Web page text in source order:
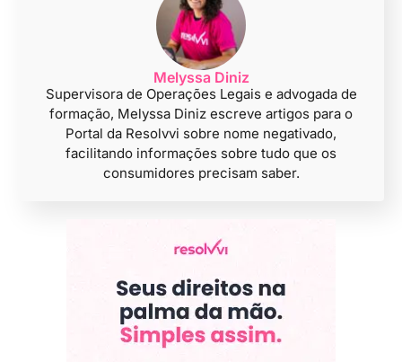
Melyssa Diniz
Supervisora de Operações Legais e advogada de
formação, Melyssa Diniz escreve artigos para o
Portal da Resolvvi sobre nome negativado,
facilitando informações sobre tudo que os
consumidores precisam saber.